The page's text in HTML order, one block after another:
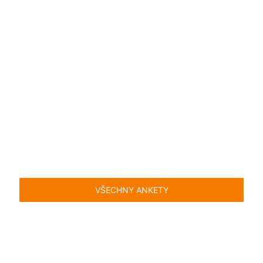
VŠECHNY ANKETY